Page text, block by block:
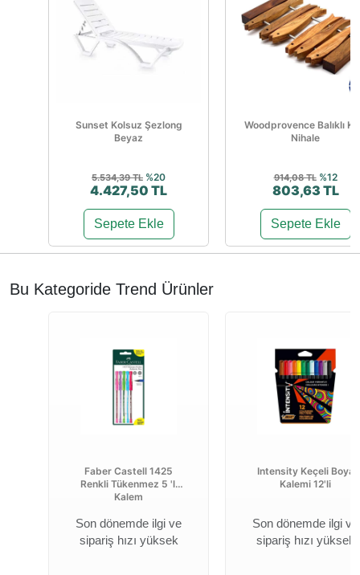
Sunset Kolsuz Şezlong
Beyaz
5.534,39 TL %20
4.427,50 TL
Sepete Ekle
Woodprovence Balıklı
Nihale
914,08 TL %12
803,63 TL
Sepete Ekle
Bu Kategoride Trend Ürünler
Faber Castell 1425
Renkli Tükenmez 5 'li
Kalem
Son dönemde ilgi ve
sipariş hızı yüksek
Intensity Keçeli Boya
Kalemi 12'li
Son dönemde ilgi ve
sipariş hızı yüksek